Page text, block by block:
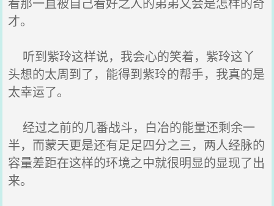
才。
听到紫玲这样说，我会心的笑着，紫玲这丫
头想的太周到了，能得到紫玲的帮手，我真的是
太幸运了。
经过之前的几番战斗，白冶的能量还剩余一
半，而蒙天更是还有足足四分之三，两人经脉的
容量差距在这样的环境之中就很明显的显现了出
来。